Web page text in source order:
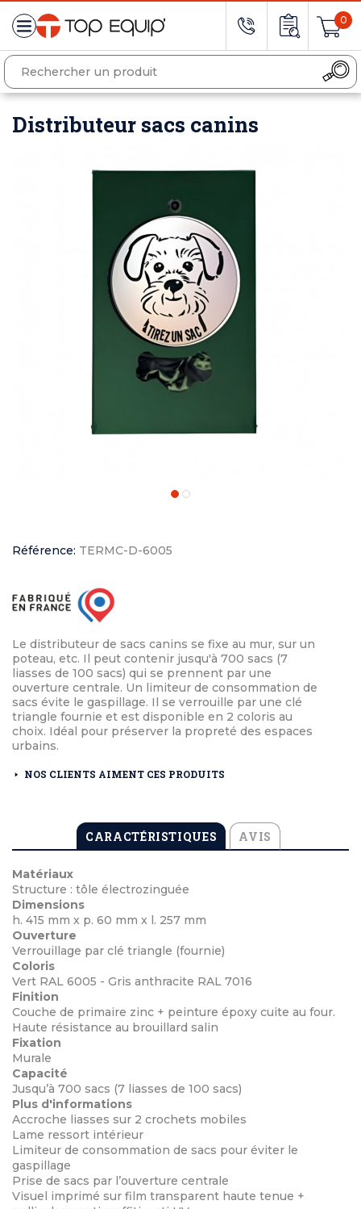
0
Distributeur sacs canins
Référence: TERMC-D-6005
Le distributeur de sacs canins se fixe au mur, sur un
poteau, etc. Il peut contenir jusqu'à 700 sacs (7
liasses de 100 sacs) qui se prennent par une
ouverture centrale. Un limiteur de consommation de
sacs évite le gaspillage. Il se verrouille par une clé
triangle fournie et est disponible en 2 coloris au
choix. Idéal pour préserver la propreté des espaces
urbains.
NOS CLIENTS AIMENT CES PRODUITS
CARACTÉRISTIQUES AVIS
Matériaux
Structure : tôle électrozinguée
Dimensions
h. 415 mm x p. 60 mm x l. 257 mm
Ouverture
Verrouillage par clé triangle (fournie)
Coloris
Vert RAL 6005 - Gris anthracite RAL 7016
Finition
Couche de primaire zinc + peinture époxy cuite au four.
Haute résistance au brouillard salin
Fixation
Murale
Capacité
Jusqu’à 700 sacs (7 liasses de 100 sacs)
Plus d'informations
Accroche liasses sur 2 crochets mobiles
Lame ressort intérieur
Limiteur de consommation de sacs pour éviter le
gaspillage
Prise de sacs par l’ouverture centrale
Visuel imprimé sur film transparent haute tenue +